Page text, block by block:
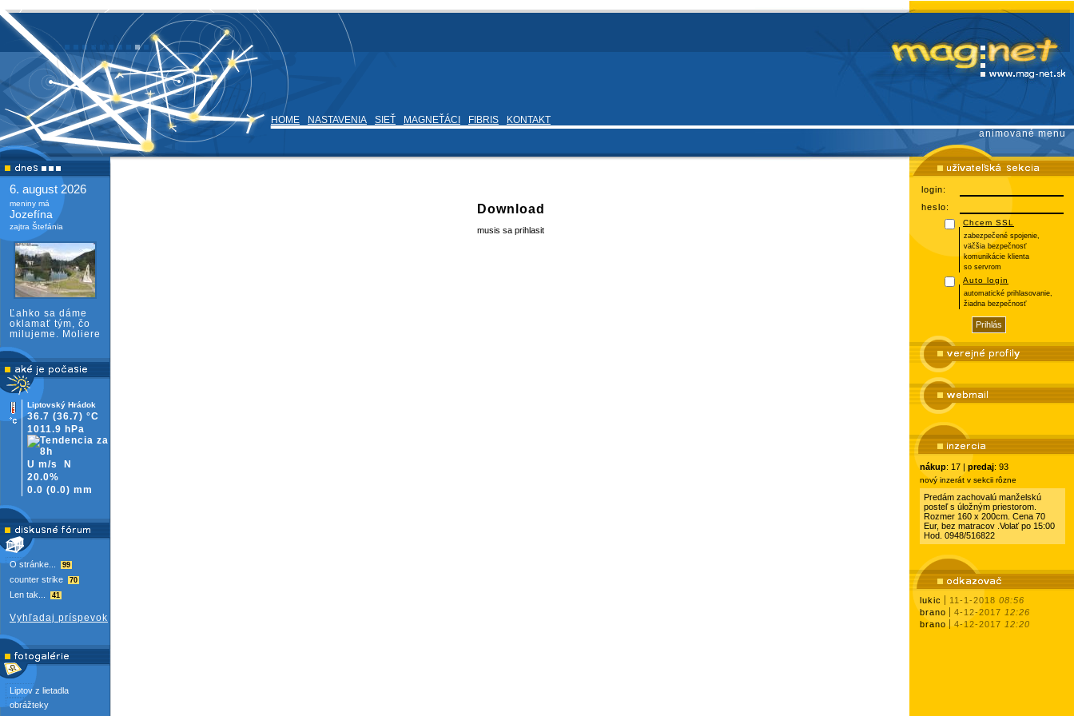
HOME NASTAVENIA SIEŤ MAGNEŤÁCI FIBRIS
KONTAKT
animované menu
6. august 2026
meniny má
Jozefína
zajtra Štefánia
Ľahko sa dáme
oklamať tým, čo
milujeme. Moliere
Liptovský Hrádok
36.7 (36.7) °C
1011.9 hPa
U m/s
N
20.0%
0.0 (0.0) mm
O stránke... 99
counter strike 70
Len tak... 41
Vyhľadaj príspevok
Liptov z lietadla
obrážteky
Download
musis sa prihlasit
login:
heslo:
Chcem SSL
zabezpečené spojenie,
väčšia bezpečnosť
komunikácie klienta
so servrom
Auto login
automatické prihlasovanie,
žiadna bezpečnosť
nákup: 17 | predaj: 93
nový inzerát v sekcii rôzne
Predám zachovalú manželskú
posteľ s úložným priestorom.
Rozmer 160 x 200cm. Cena 70
Eur, bez matracov .Volať po 15:00
Hod. 0948/516822
lukic 11-1-2018 08:56
brano
4-12-2017 12:26
brano
4-12-2017 12:20